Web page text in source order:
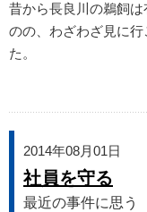
昔から長良川の鵜飼
のの、わざわざ見に
た。
2014年08月01日
社員を守る
最近の事件に思う